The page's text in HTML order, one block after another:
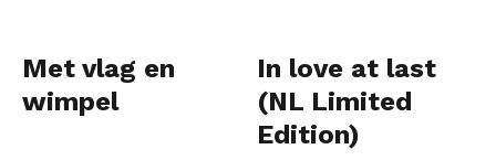
Met vlag en
wimpel
In love at last
(NL Limited
Edition)